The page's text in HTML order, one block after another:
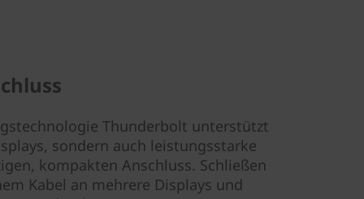
Thunderbolt unterstützt
sondern auch leistungsstarke
kompakten Anschluss. Schließen
Kabel an mehrere Displays und